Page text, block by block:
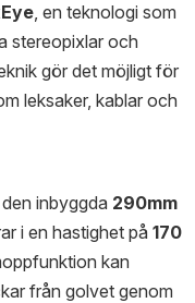
, en teknologi som
stereopixlar och
gör det möjligt för
leksaker, kablar och
inbyggda 290mm
i en hastighet på 170
kan
från golvet genom